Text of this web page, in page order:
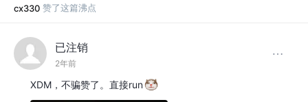
cx330 赞了这篇沸点
已注销
2年前
XDM，不骗赞了。直接run